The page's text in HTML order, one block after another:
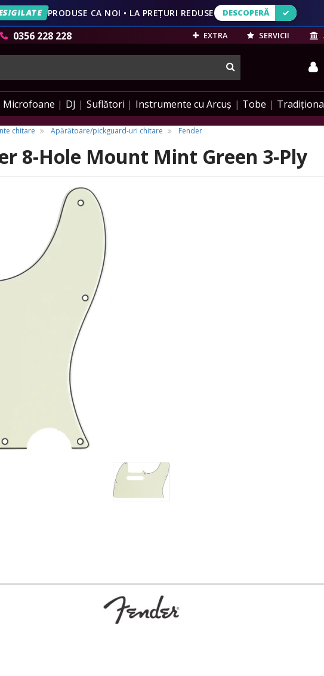
VEZI OFERTELE
PRODUSE CA NOI • LA PREȚURI REDUSE DESCOPERĂ
DESCOPERĂ
0356 228 228 EXTRA SERVICII
Microfoane DJ Suflători Instrumente cu Arcuș Tobe
chitare Apărătoare/pickguard-uri chitare Fender
8-Hole Mount Mint Green 3-Ply